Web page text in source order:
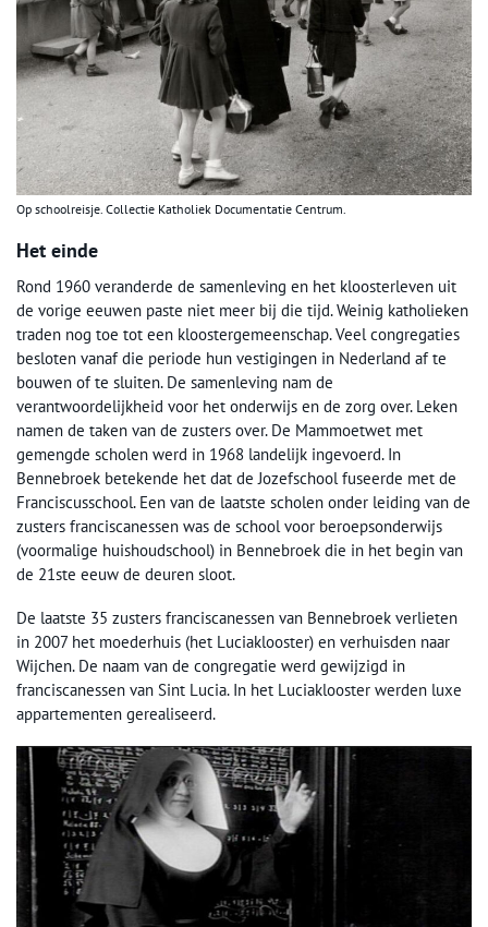
Op schoolreisje. Collectie Katholiek Documentatie Centrum.
Het einde
Rond 1960 veranderde de samenleving en het kloosterleven uit
de vorige eeuwen paste niet meer bij die tijd. Weinig katholieken
traden nog toe tot een kloostergemeenschap. Veel congregaties
besloten vanaf die periode hun vestigingen in Nederland af te
bouwen of te sluiten. De samenleving nam de
verantwoordelijkheid voor het onderwijs en de zorg over. Leken
namen de taken van de zusters over. De Mammoetwet met
gemengde scholen werd in 1968 landelijk ingevoerd. In
Bennebroek betekende het dat de Jozefschool fuseerde met de
Franciscusschool. Een van de laatste scholen onder leiding van de
zusters franciscanessen was de school voor beroepsonderwijs
(voormalige huishoudschool) in Bennebroek die in het begin van
de 21ste eeuw de deuren sloot.
De laatste 35 zusters franciscanessen van Bennebroek verlieten
in 2007 het moederhuis (het Luciaklooster) en verhuisden naar
Wijchen. De naam van de congregatie werd gewijzigd in
franciscanessen van Sint Lucia. In het Luciaklooster werden luxe
appartementen gerealiseerd.